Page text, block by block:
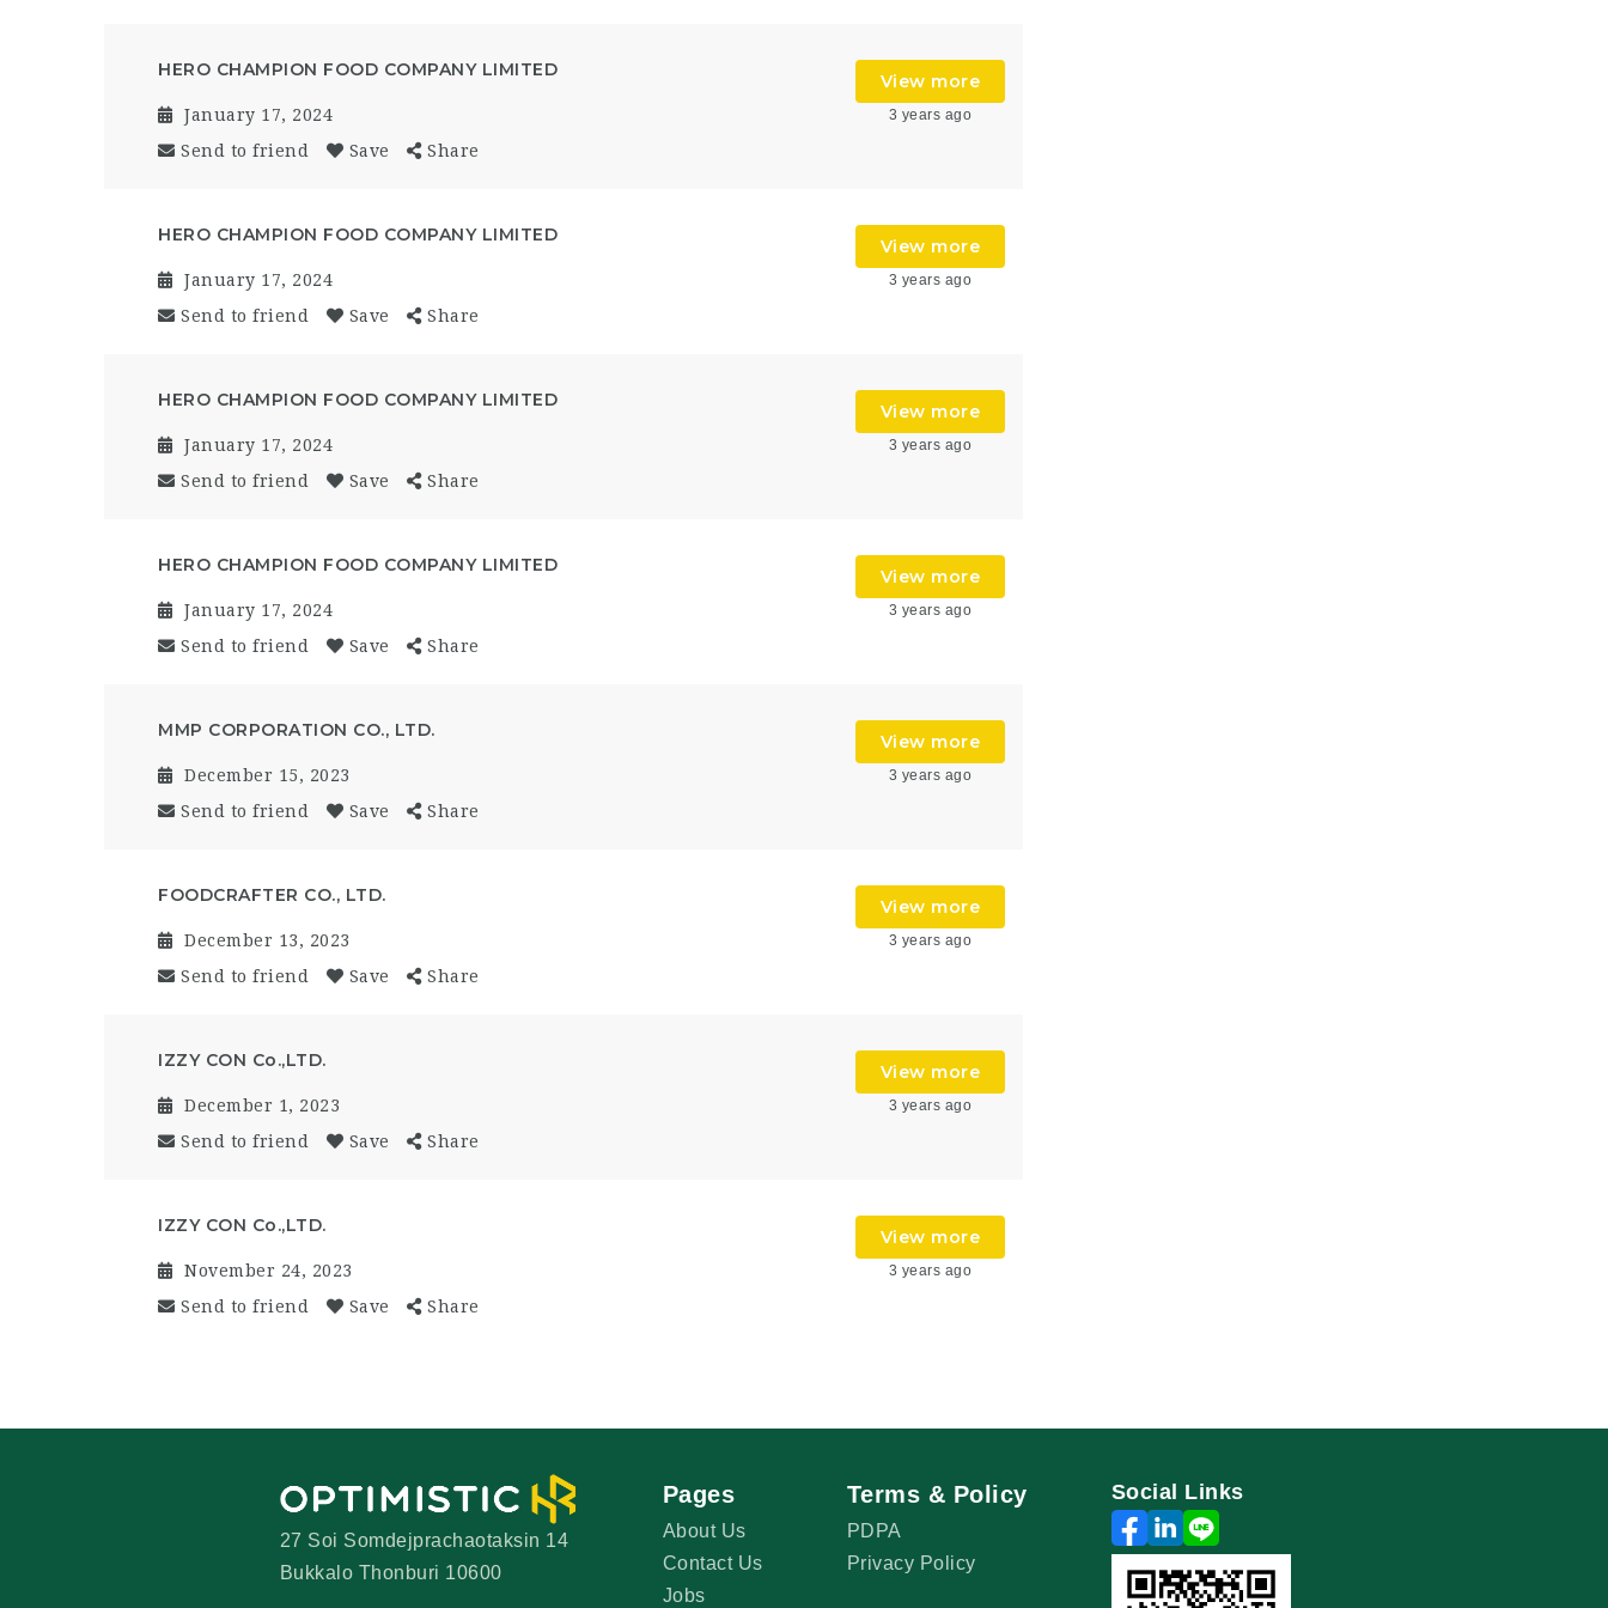
HERO CHAMPION FOOD COMPANY LIMITED
January 17, 2024
Send to friend
Save Share
View more
3 years ago
HERO CHAMPION FOOD COMPANY LIMITED
January 17, 2024
Send to friend
Save Share
View more
3 years ago
HERO CHAMPION FOOD COMPANY LIMITED
January 17, 2024
Send to friend
Save Share
View more
3 years ago
HERO CHAMPION FOOD COMPANY LIMITED
January 17, 2024
Send to friend
Save Share
View more
3 years ago
MMP CORPORATION CO., LTD.
December 15, 2023
Send to friend
Save Share
View more
3 years ago
FOODCRAFTER CO., LTD.
December 13, 2023
Send to friend
Save Share
View more
3 years ago
IZZY CON Co.,LTD.
December 1, 2023
Send to friend
Save Share
View more
3 years ago
IZZY CON Co.,LTD.
November 24, 2023
Send to friend
Save Share
View more
3 years ago
27 Soi Somdejprachaotaksin 14
Bukkalo Thonburi 10600
Pages
About Us
Contact Us
Jobs
Terms & Policy
PDPA
Privacy Policy
Social Links